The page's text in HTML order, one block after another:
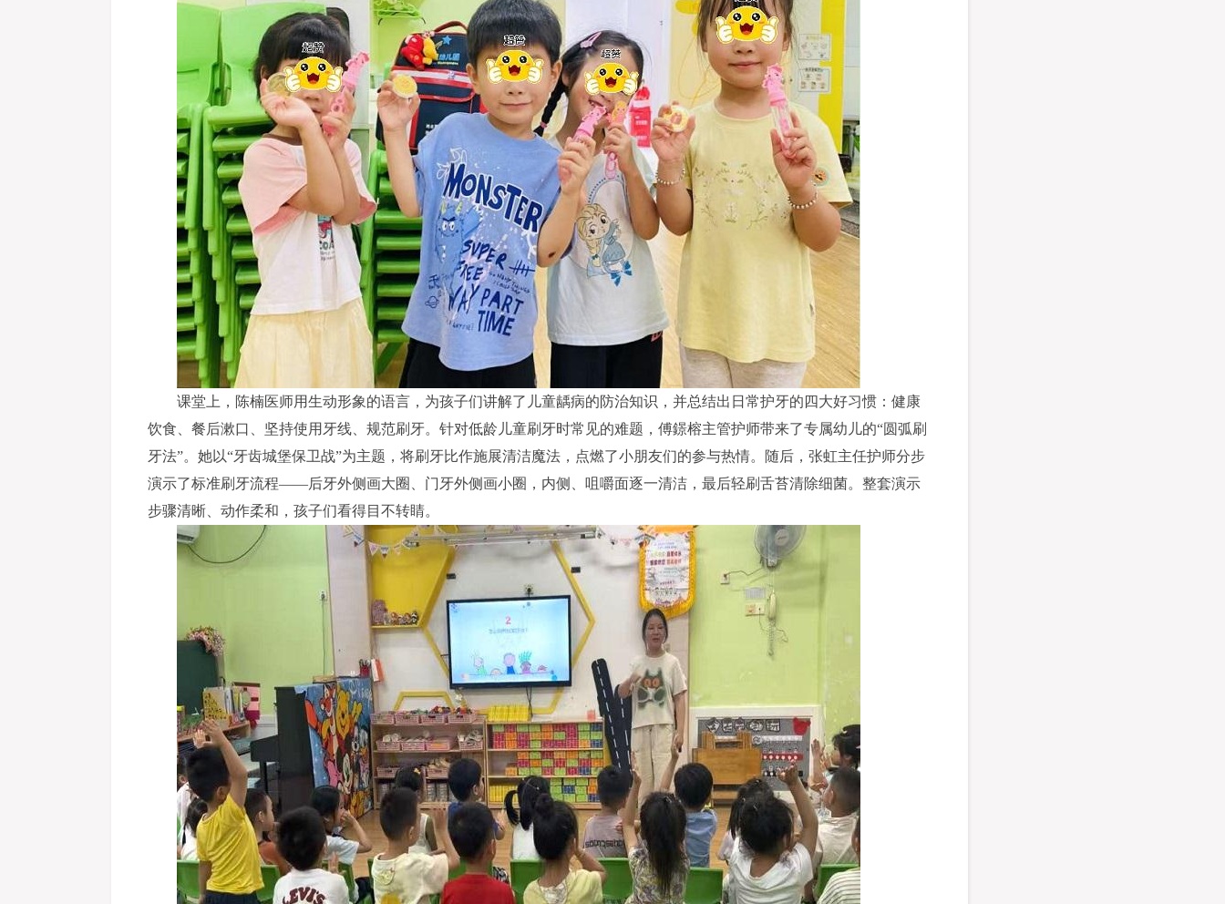
课堂上，陈楠医师用生动形象的语言，为孩子们讲解了儿童龋病的防治知识，并总结出日常护牙的四大好习惯：健康
饮食、餐后漱口、坚持使用牙线、规范刷牙。针对低龄儿童刷牙时常见的难题，傅鐛榕主管护师带来了专属幼儿的“圆弧刷
牙法”。她以“牙齿城堡保卫战”为主题，将刷牙比作施展清洁魔法，点燃了小朋友们的参与热情。随后，张虹主任护师分步
演示了标准刷牙流程——后牙外侧画大圈、门牙外侧画小圈，内侧、咀嚼面逐一清洁，最后轻刷舌苔清除细菌。整套演示
步骤清晰、动作柔和，孩子们看得目不转睛。